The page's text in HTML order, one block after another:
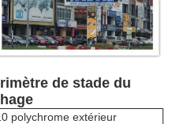
de stade du
polychrome extérieur